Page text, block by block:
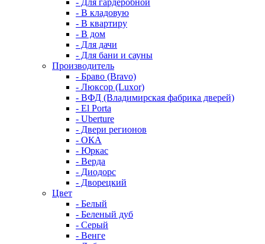
- Для гардеробной
- В кладовую
- В квартиру
- В дом
- Для дачи
- Для бани и сауны
Производитель
- Браво (Bravo)
- Люксор (Luxor)
- ВФД (Владимирская фабрика дверей)
- El Porta
- Uberture
- Двери регионов
- ОКА
- Юркас
- Верда
- Диодорс
- Дворецкий
Цвет
- Белый
- Беленый дуб
- Серый
- Венге